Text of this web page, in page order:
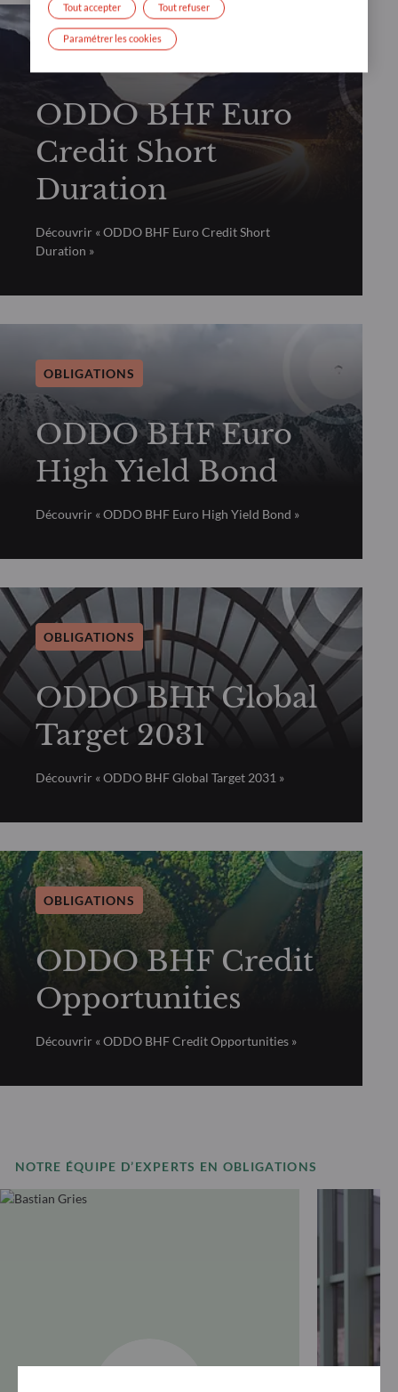
OBLIGATIONS
ODDO BHF Euro
Credit Short
Duration
Découvrir « ODDO BHF Euro Credit Short
Duration »
OBLIGATIONS
ODDO BHF Euro
High Yield Bond
Découvrir « ODDO BHF Euro High Yield Bond »
OBLIGATIONS
ODDO BHF Global
Target 2031
Découvrir « ODDO BHF Global Target 2031 »
OBLIGATIONS
ODDO BHF Credit
Opportunities
Découvrir « ODDO BHF Credit Opportunities »
NOTRE ÉQUIPE D’EXPERTS EN OBLIGATIONS
Tout refuser
Tout accepter
Paramétrer les cookies